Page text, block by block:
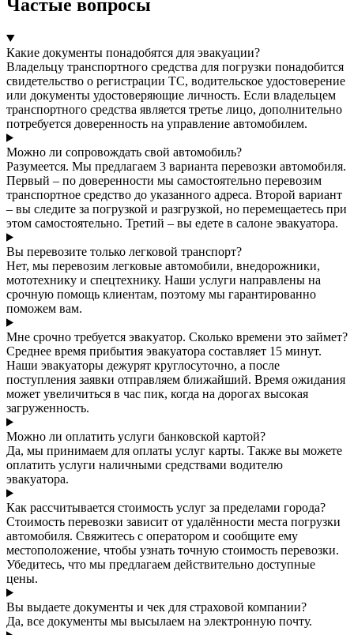
Частые вопросы
Какие документы понадобятся для эвакуации?
Владельцу транспортного средства для погрузки понадобится
свидетельство о регистрации ТС, водительское удостоверение
или документы удостоверяющие личность. Если владельцем
транспортного средства является третье лицо, дополнительно
потребуется доверенность на управление автомобилем.
Можно ли сопровождать свой автомобиль?
Разумеется. Мы предлагаем 3 варианта перевозки автомобиля.
Первый – по доверенности мы самостоятельно перевозим
транспортное средство до указанного адреса. Второй вариант
– вы следите за погрузкой и разгрузкой, но перемещаетесь при
этом самостоятельно. Третий – вы едете в салоне эвакуатора.
Вы перевозите только легковой транспорт?
Нет, мы перевозим легковые автомобили, внедорожники,
мототехнику и спецтехнику. Наши услуги направлены на
срочную помощь клиентам, поэтому мы гарантированно
поможем вам.
Мне срочно требуется эвакуатор. Сколько времени это займет?
Среднее время прибытия эвакуатора составляет 15 минут.
Наши эвакуаторы дежурят круглосуточно, а после
поступления заявки отправляем ближайший. Время ожидания
может увеличиться в час пик, когда на дорогах высокая
загруженность.
Можно ли оплатить услуги банковской картой?
Да, мы принимаем для оплаты услуг карты. Также вы можете
оплатить услуги наличными средствами водителю
эвакуатора.
Как рассчитывается стоимость услуг за пределами города?
Стоимость перевозки зависит от удалённости места погрузки
автомобиля. Свяжитесь с оператором и сообщите ему
местоположение, чтобы узнать точную стоимость перевозки.
Убедитесь, что мы предлагаем действительно доступные
цены.
Вы выдаете документы и чек для страховой компании?
Да, все документы мы высылаем на электронную почту.